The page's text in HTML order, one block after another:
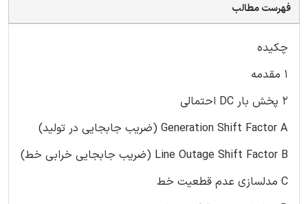
فهرست مطالب
چکیده
۱ مقدمه
۲ پخش بار DC احتمالی
Generation Shift Factor A (ضریب جابجایی در تولید)
Line Outage Shift Factor B (ضریب جابجایی خرابی خط)
C مدلسازی عدم قطعیت خط